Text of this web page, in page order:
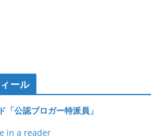
ール
「公認ブロガー特派員」
in a reader